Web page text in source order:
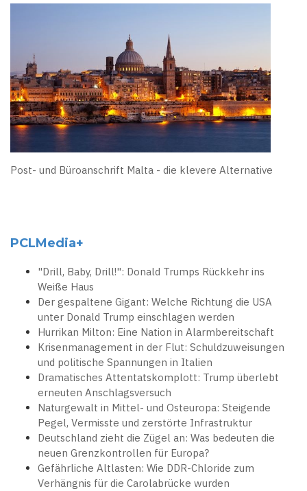
Post- und Büroanschrift Malta - die klevere Alternative
PCLMedia+
"Drill, Baby, Drill!": Donald Trumps Rückkehr ins
Weiße Haus
Der gespaltene Gigant: Welche Richtung die USA
unter Donald Trump einschlagen werden
Hurrikan Milton: Eine Nation in Alarmbereitschaft
Krisenmanagement in der Flut: Schuldzuweisungen
und politische Spannungen in Italien
Dramatisches Attentatskomplott: Trump überlebt
erneuten Anschlagsversuch
Naturgewalt in Mittel- und Osteuropa: Steigende
Pegel, Vermisste und zerstörte Infrastruktur
Deutschland zieht die Zügel an: Was bedeuten die
neuen Grenzkontrollen für Europa?
Gefährliche Altlasten: Wie DDR-Chloride zum
Verhängnis für die Carolabrücke wurden